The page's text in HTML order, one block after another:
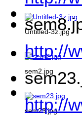
Untitled-3z.jpg
sem2.jpg
sem23.jpg
http://
http://